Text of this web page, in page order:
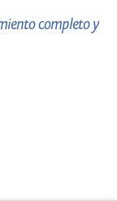
completo y